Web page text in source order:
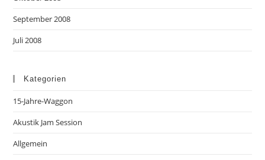
September 2008
Juli 2008
Kategorien
15-Jahre-Waggon
Akustik Jam Session
Allgemein